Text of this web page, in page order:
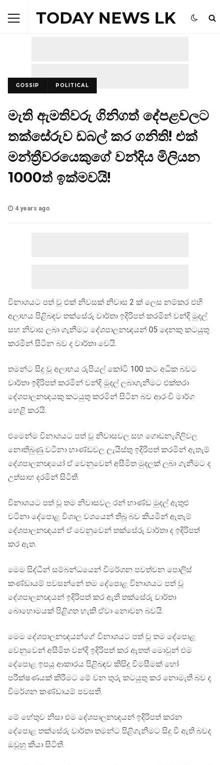
TODAY NEWS LK
GOSSIP POLITICAL
මැති ඇමතිවරු ගිනිගත් දේපළවලට
තක්සේරුව ඩබල් කර ගනිති! එක්
මන්ත්‍රීවරයෙකුගේ වන්දිය මිලියන
1000ත් ඉක්මවයි!
4 years ago
විනාශයට පත් වූ එක් නිවසක් නිවාස 2 ක් ලෙස නම්කර එහි
අලාභය පිළිබඳව තක්සේරු වාර්තා ඉදිරිපත් කරමින් වන්දි මුදල්
සහ නිවාස ලබා ගැනීමට දේශපාලනඥයන් 05 දෙනකු කටයුතු
කරමින් සිටින බව ද වාර්තා වෙයි.
තමන්ට සිදු වූ අලාභය රුපියල් කෝටි 100 කට අධික බවට
වාර්තා ඉදිරිපත් කරමින් වන්දි මුදල් ලබාගැනීමට එක්තරා
දේශපාලනඥයකු කටයුතු කරමින් සිටින බව ආරංචි මාර්ග
හෙළි කරයි.
එමෙන්ම විනාශයට පත් වූ නිවාසවල සහ ගොඩනැගිලිවල
නොතිබුණු වටිනා භාණ්ඩවල ලැයිස්තු ඉදිරිපත් කරමින් ඇතැම්
දේශපාලනඥයෝ ඒ වෙනුවෙන් අසීමිත මුදලක් ලබා ගැනීමට ද
උත්සාහ දරමින් සිටිති.
විනාශයට පත් වූ තම නිවාසවල රන් භාණ්ඩ මුදල් ඇතුළු
වටිනා දේපොළ විශාල වශයෙන් තිබූ බව කියමින් ඇතැම්
දේශපාලනඥයන් ඒ වෙනුවෙන් තක්සේරු වාර්තා ද ඉදිරිපත්
කර ඇත.
මෙම සිද්ධීන් සම්බන්ධයෙන් විමර්ශන පවත්වන පොලිස්
කණ්ඩායම් පවසන්නේ තම දේපොළ විනාශයට පත් වූ
දේශපාලනඥයන් ඉදිරිපත් කර ඇති තක්සේරු වාර්තා
බොහොමයක් පිළිගත හැකි ඒවා නොවන බවයි.
මෙම දේශපාලනඥයන්ගේ විනාශයට පත් වූ තම දේපොළ
වෙනුවෙන් අසීමිත වන්දි ඉදිරිපත් කර ඇතත් මොවුන් එම
දේපොළ ඉපයූ ආකාරය පිළිබඳව කිසිදු විමසීමක් හෝ
පරීක්ෂණයක් කිරීමට මේ වන තුරු කටයුතු කර නොමැති බව ද
විමර්ශන කණ්ඩායම් පවසති.
මේ හේතුව නිසා එම දේශපාලනඥයන් ඉදිරිපත් කරන
දේපොළ තක්සේරු වාර්තා තමන්ට පිළිගැනීමට සිදු වී ඇති බවද
ඔවූහු කියා සිටිති.